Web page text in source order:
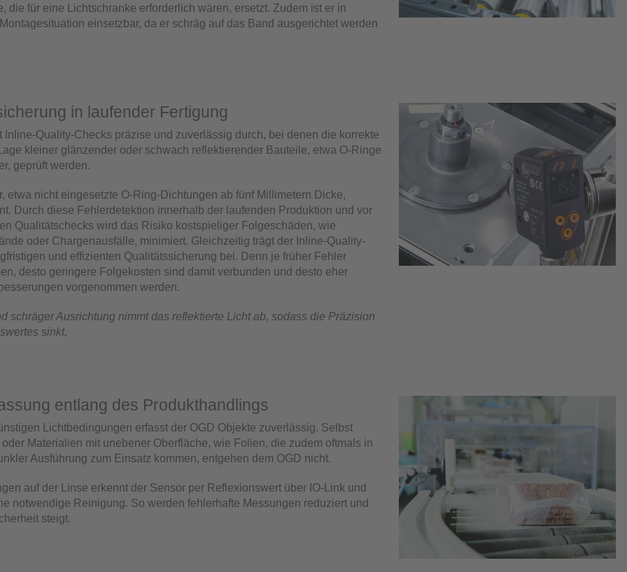
die für eine Lichtschranke erforderlich wären, ersetzt. Zudem ist er in
einsetzbar, da er schräg auf das Band ausgerichtet werden
in laufender Fertigung
Inline-Quality-Checks präzise und zuverlässig durch, bei denen die korrekte
kleiner glänzender oder schwach reflektierender Bauteile, etwa O-Ringe
geprüft werden.
etwa nicht eingesetzte O-Ring-Dichtungen ab fünf Millimetern Dicke,
Durch diese Fehlerdetektion innerhalb der laufenden Produktion und vor
Qualitätschecks wird das Risiko kostspieliger Folgeschäden, wie
oder Chargenausfälle, minimiert. Gleichzeitig trägt der Inline-Quality-
und effizienten Qualitätssicherung bei. Denn je früher Fehler
desto geringere Folgekosten sind damit verbunden und desto eher
vorgenommen werden.
schräger Ausrichtung nimmt das reflektierte Licht ab, sodass die Präzision
sinkt.
entlang des Produkthandlings
Lichtbedingungen erfasst der OGD Objekte zuverlässig. Selbst
Materialien mit unebener Oberfläche, wie Folien, die zudem oftmals in
Ausführung zum Einsatz kommen, entgehen dem OGD nicht.
auf der Linse erkennt der Sensor per Reflexionswert über IO-Link und
notwendige Reinigung. So werden fehlerhafte Messungen reduziert und
steigt.